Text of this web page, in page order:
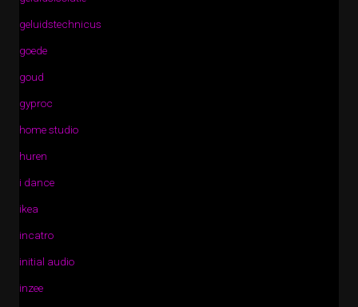
geluidstechnicus
goede
goud
gyproc
home studio
huren
i dance
ikea
incatro
initial audio
inzee